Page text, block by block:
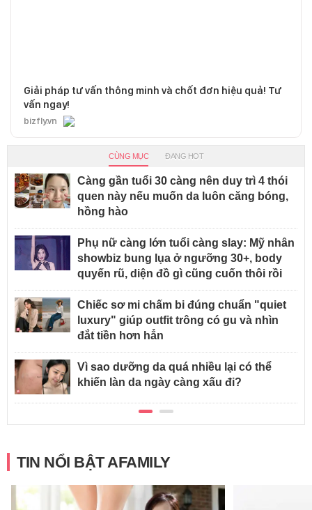
Giải pháp tư vấn thông minh và chốt đơn hiệu quả! Tư
vấn ngay!
bizfly.vn
CÙNG MỤC ĐANG HOT
Càng gần tuổi 30 càng nên duy trì 4 thói
quen này nếu muốn da luôn căng bóng,
hồng hào
Phụ nữ càng lớn tuổi càng slay: Mỹ nhân
showbiz bung lụa ở ngưỡng 30+, body
quyến rũ, diện đồ gì cũng cuốn thôi rồi
Chiếc sơ mi chấm bi đúng chuẩn "quiet
luxury" giúp outfit trông có gu và nhìn
đắt tiền hơn hẳn
Vì sao dưỡng da quá nhiều lại có thể
khiến làn da ngày càng xấu đi?
TIN NỔI BẬT AFAMILY